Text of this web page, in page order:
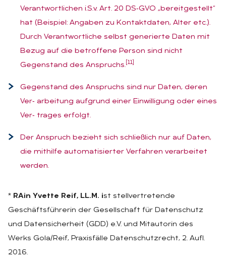
Verantwortlichen i.S.v. Art. 20 DS‑GVO „bereitgestellt“
hat (Beispiel: Angaben zu Kontaktdaten, Alter etc.).
Durch Verantwortliche selbst generierte Daten mit
Bezug auf die betroffene Person sind nicht
Gegenstand des Anspruchs. [11]
Gegenstand des Anspruchs sind nur Daten, deren
Ver‑ arbeitung aufgrund einer Einwilligung oder eines
Ver‑ trages erfolgt.
Der Anspruch bezieht sich schließlich nur auf Daten,
die mithilfe automatisierter Verfahren verarbeitet
werden.
* RAin Yvette Reif, LL.M. ist stellvertretende
Geschäftsführerin der Gesellschaft für Datenschutz
und Datensicherheit (GDD) e.V. und Mitautorin des
Werks Gola/Reif, Praxisfälle Datenschutzrecht, 2. Aufl.
2016.